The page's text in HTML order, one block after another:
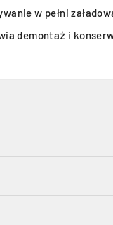
w pełni
demontaż i